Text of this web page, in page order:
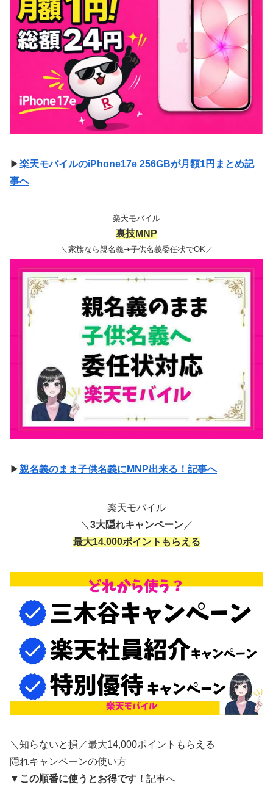
▶楽天モバイルのiPhone17e 256GBが月額1円まとめ記
事へ
楽天モバイル
裏技MNP
＼家族なら親名義➔子供名義委任状でOK／
▶親名義のまま子供名義にMNP出来る！記事へ
楽天モバイル
＼ 3大隠れキャンペーン／
最大14,000ポイントもらえる
＼知らないと損／最大14,000ポイントもらえる
隠れキャンペーンの使い方
▼ この順番に使うとお得です！ 記事へ